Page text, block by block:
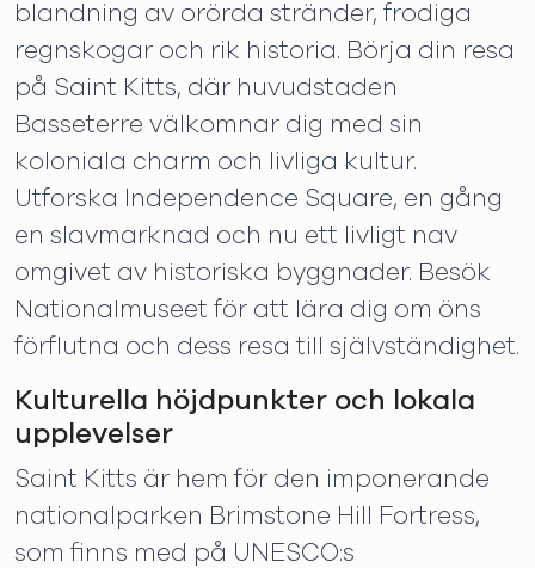
blandning av orörda stränder, frodiga
regnskogar och rik historia. Börja din resa
på Saint Kitts, där huvudstaden
Basseterre välkomnar dig med sin
koloniala charm och livliga kultur.
Utforska Independence Square, en gång
en slavmarknad och nu ett livligt nav
omgivet av historiska byggnader. Besök
Nationalmuseet för att lära dig om öns
förflutna och dess resa till självständighet.
Kulturella höjdpunkter och lokala
upplevelser
Saint Kitts är hem för den imponerande
nationalparken Brimstone Hill Fortress,
som finns med på UNESCO:s